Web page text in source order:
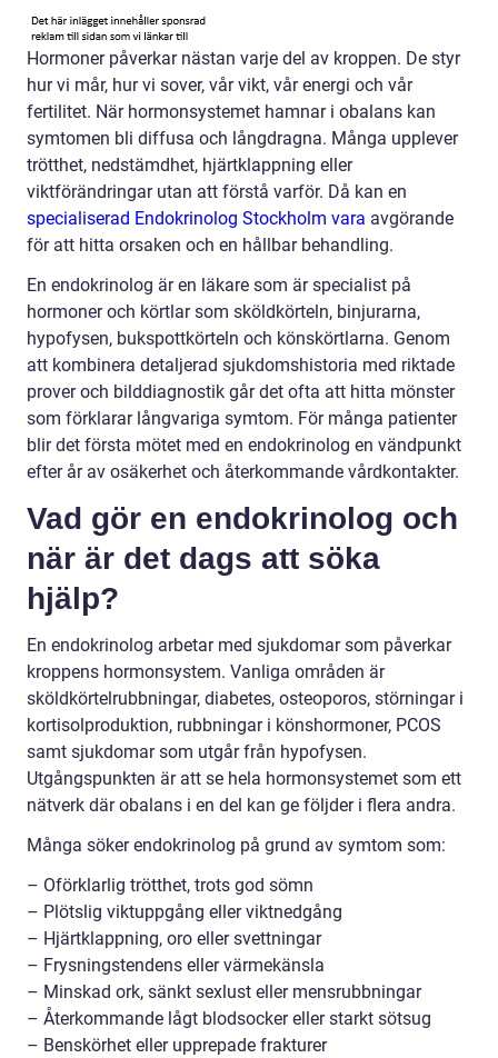
Hormoner påverkar nästan varje del av kroppen. De styr
hur vi mår, hur vi sover, vår vikt, vår energi och vår
fertilitet. När hormonsystemet hamnar i obalans kan
symtomen bli diffusa och långdragna. Många upplever
trötthet, nedstämdhet, hjärtklappning eller
viktförändringar utan att förstå varför. Då kan en
specialiserad Endokrinolog Stockholm vara avgörande
för att hitta orsaken och en hållbar behandling.
En endokrinolog är en läkare som är specialist på
hormoner och körtlar som sköldkörteln, binjurarna,
hypofysen, bukspottkörteln och könskörtlarna. Genom
att kombinera detaljerad sjukdomshistoria med riktade
prover och bilddiagnostik går det ofta att hitta mönster
som förklarar långvariga symtom. För många patienter
blir det första mötet med en endokrinolog en vändpunkt
efter år av osäkerhet och återkommande vårdkontakter.
Vad gör en endokrinolog och
när är det dags att söka
hjälp?
En endokrinolog arbetar med sjukdomar som påverkar
kroppens hormonsystem. Vanliga områden är
sköldkörtelrubbningar, diabetes, osteoporos, störningar i
kortisolproduktion, rubbningar i könshormoner, PCOS
samt sjukdomar som utgår från hypofysen.
Utgångspunkten är att se hela hormonsystemet som ett
nätverk där obalans i en del kan ge följder i flera andra.
Många söker endokrinolog på grund av symtom som:
– Oförklarlig trötthet, trots god sömn
– Plötslig viktuppgång eller viktnedgång
– Hjärtklappning, oro eller svettningar
– Frysningstendens eller värmekänsla
– Minskad ork, sänkt sexlust eller mensrubbningar
– Återkommande lågt blodsocker eller starkt sötsug
– Benskörhet eller upprepade frakturer